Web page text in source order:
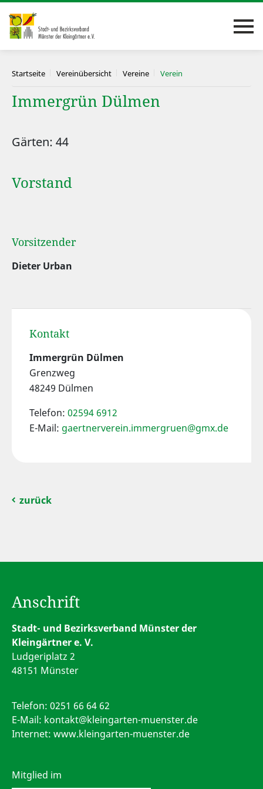
Startseite Vereinübersicht Vereine Verein
Immergrün Dülmen
Gärten: 44
Vorstand
Vorsitzender
Dieter Urban
Kontakt
Immergrün Dülmen
Grenzweg
48249 Dülmen
Telefon: 02594 6912
E-Mail: gaertnerverein.immergruen@gmx.de
zurück
Anschrift
Stadt- und Bezirksverband Münster der
Kleingärtner e. V.
Ludgeriplatz 2
48151 Münster
Telefon: 0251 66 64 62
E-Mail: kontakt@kleingarten-muenster.de
Internet: www.kleingarten-muenster.de
Mitglied im